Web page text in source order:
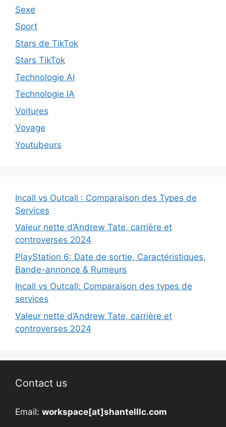
Sexe
Sport
Stars de TikTok
Stars TikTok
Technologie AI
Technologie IA
Voitures
Voyage
Youtubeurs
Incall vs Outcall : Comparaison des Types de
Services
Valeur nette d’Andrew Tate, carrière et
controverses 2024
PlayStation 6: Date de sortie, Caractéristiques,
Bande-annonce & Rumeurs
Incall vs Outcall: Comparaison des types de
services
Valeur nette d’Andrew Tate, carrière et
controverses 2024
Contact us
Email: workspace[at]shantelllc.com